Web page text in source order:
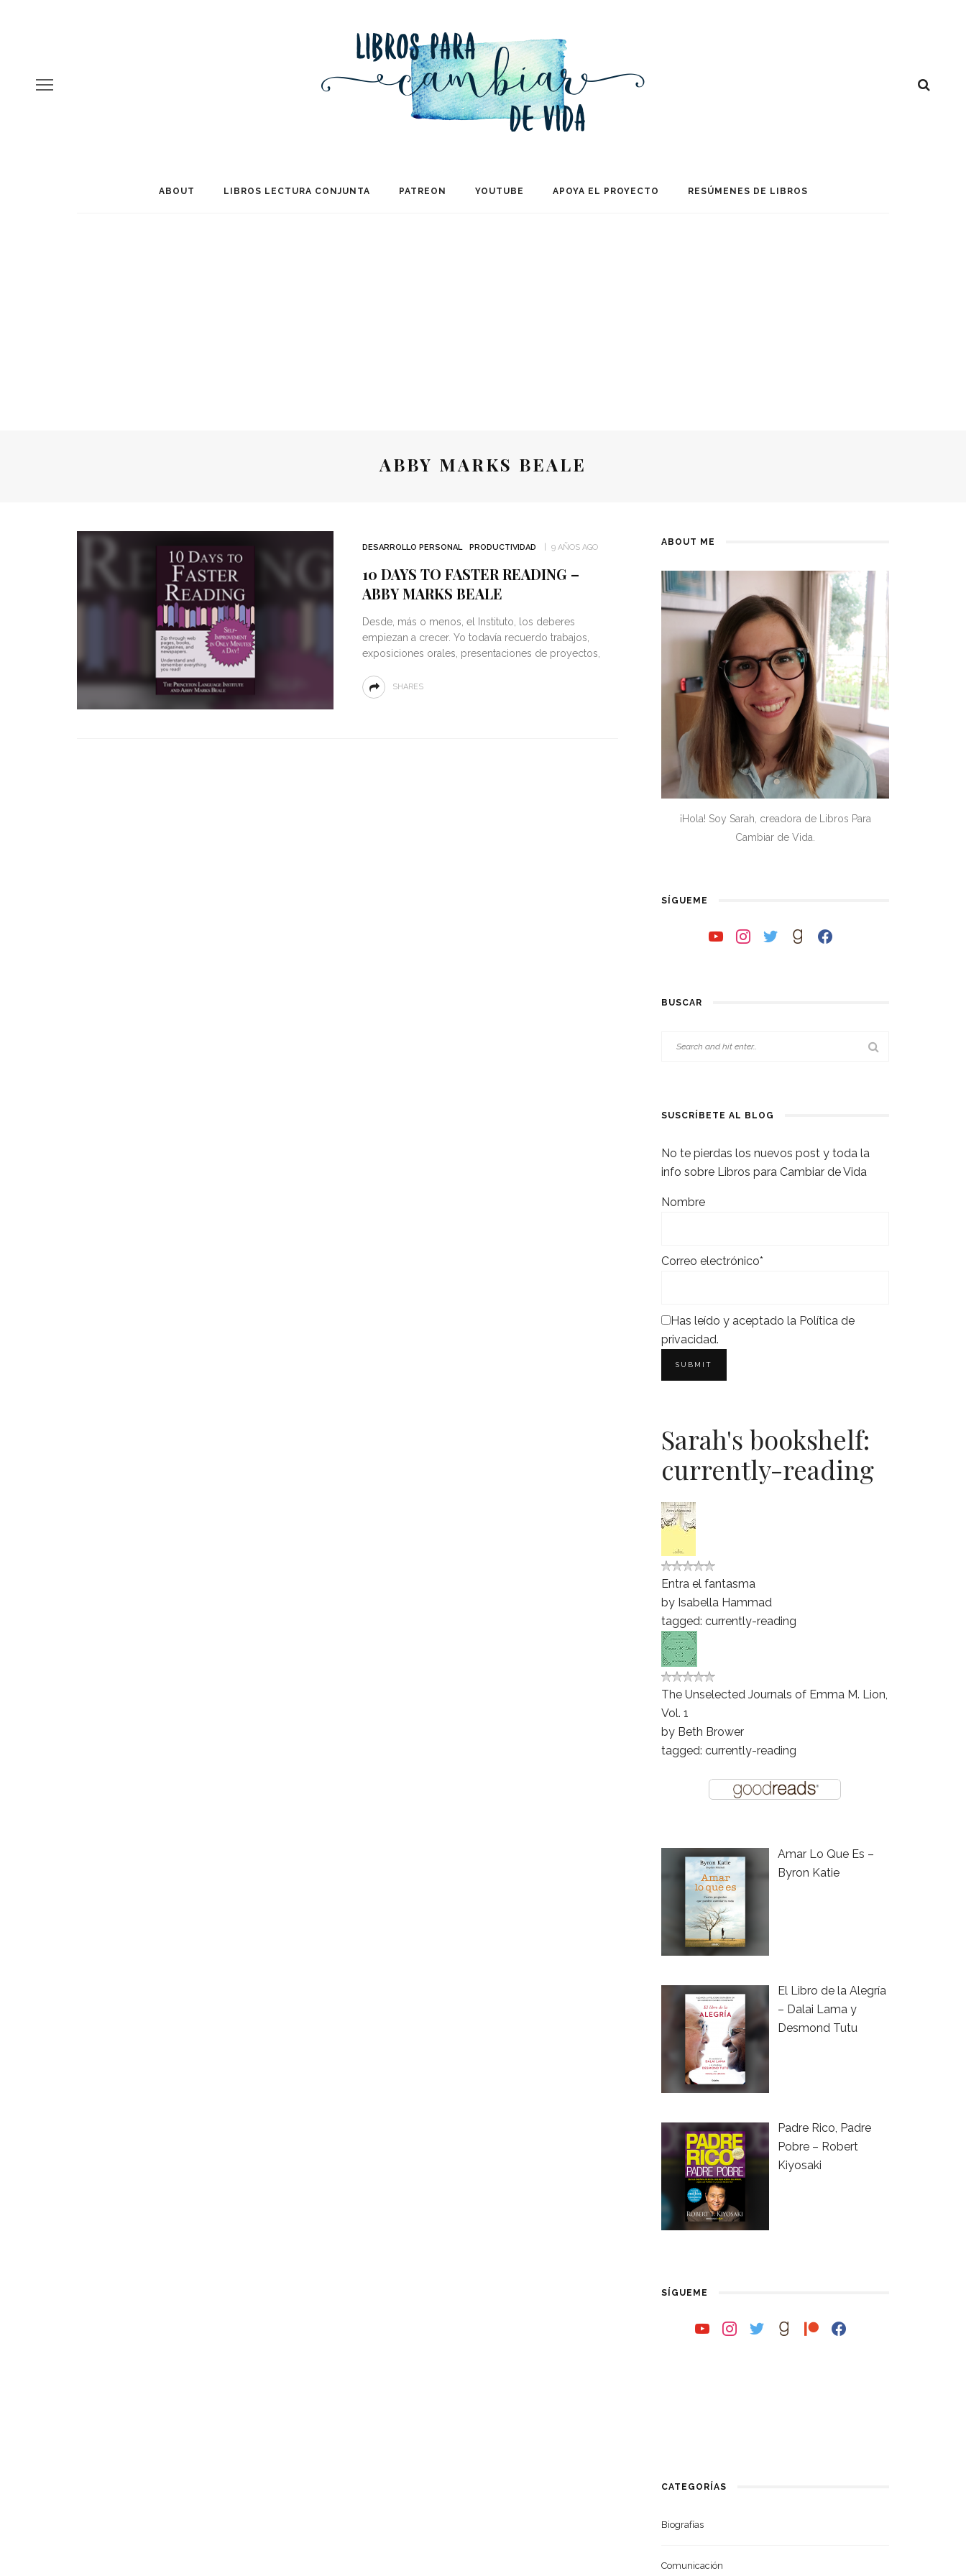
ABOUT LIBROS LECTURA CONJUNTA PATREON YOUTUBE APOYA EL PROYECTO RESÚMENES DE LIBROS
ABBY MARKS BEALE
DESARROLLO PERSONAL PRODUCTIVIDAD 9 AÑOS AGO
10 DAYS TO FASTER READING –
ABBY MARKS BEALE
Desde, más o menos, el Instituto, los deberes
empiezan a crecer. Yo todavía recuerdo trabajos,
exposiciones orales, presentaciones de proyectos,
SHARES
ABOUT ME
¡Hola! Soy Sarah, creadora de Libros Para
Cambiar de Vida.
SÍGUEME
youtubeinstagramtwittergoodreadsfacebook
BUSCAR
SUSCRÍBETE AL BLOG
No te pierdas los nuevos post y toda la
info sobre Libros para Cambiar de Vida
Nombre
Correo electrónico*
Has leído y aceptado la Política de
privacidad.
Sarah's bookshelf:
currently-reading
Entra el fantasma
by Isabella Hammad
tagged: currently-reading
The Unselected Journals of Emma M. Lion,
Vol. 1
by Beth Brower
tagged: currently-reading
Amar Lo Que Es –
Byron Katie
El Libro de la Alegría
– Dalai Lama y
Desmond Tutu
Padre Rico, Padre
Pobre – Robert
Kiyosaki
SÍGUEME
youtubeinstagramtwittergoodreads
patreonfacebook
CATEGORÍAS
Biografías
Comunicación